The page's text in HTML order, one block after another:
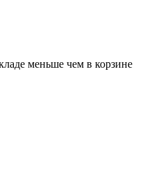
меньше чем в корзине